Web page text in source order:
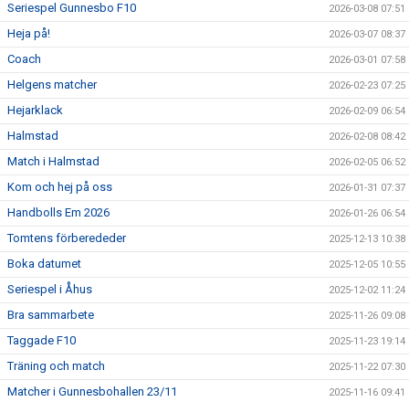
Seriespel Gunnesbo F10 2026-03-08 07:51
Heja på! 2026-03-07 08:37
Coach 2026-03-01 07:58
Helgens matcher 2026-02-23 07:25
Hejarklack 2026-02-09 06:54
Halmstad 2026-02-08 08:42
Match i Halmstad 2026-02-05 06:52
Kom och hej på oss 2026-01-31 07:37
Handbolls Em 2026 2026-01-26 06:54
Tomtens förberededer 2025-12-13 10:38
Boka datumet 2025-12-05 10:55
Seriespel i Åhus 2025-12-02 11:24
Bra sammarbete 2025-11-26 09:08
Taggade F10 2025-11-23 19:14
Träning och match 2025-11-22 07:30
Matcher i Gunnesbohallen 23/11 2025-11-16 09:41